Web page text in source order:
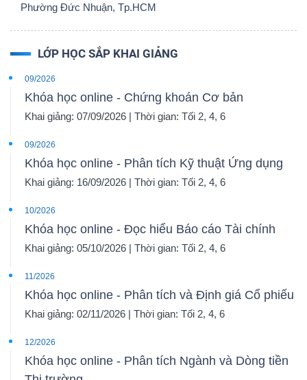
Phường Đức Nhuận, Tp.HCM
LỚP HỌC SẮP KHAI GIẢNG
09/2026
Khóa học online - Chứng khoán Cơ bản
Khai giảng: 07/09/2026 | Thời gian: Tối 2, 4, 6
09/2026
Khóa học online - Phân tích Kỹ thuật Ứng dụng
Khai giảng: 16/09/2026 | Thời gian: Tối 2, 4, 6
10/2026
Khóa học online - Đọc hiểu Báo cáo Tài chính
Khai giảng: 05/10/2026 | Thời gian: Tối 2, 4, 6
11/2026
Khóa học online - Phân tích và Định giá Cổ phiếu
Khai giảng: 02/11/2026 | Thời gian: Tối 2, 4, 6
12/2026
Khóa học online - Phân tích Ngành và Dòng tiền